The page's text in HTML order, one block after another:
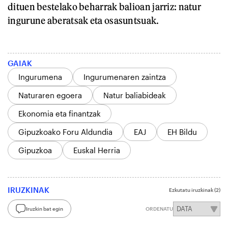
dituen bestelako beharrak balioan jarriz: natur
ingurune aberatsak eta osasuntsuak.
GAIAK
Ingurumena
Ingurumenaren zaintza
Naturaren egoera
Natur baliabideak
Ekonomia eta finantzak
Gipuzkoako Foru Aldundia
EAJ
EH Bildu
Gipuzkoa
Euskal Herria
IRUZKINAK Ezkutatu iruzkinak(2)
Iruzkin bat egin ORDENATU